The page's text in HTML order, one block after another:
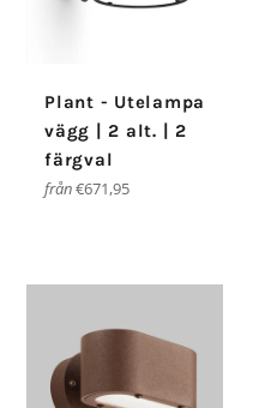
Plant - Utelampa
vägg | 2 alt. | 2
färgval
från€671,95